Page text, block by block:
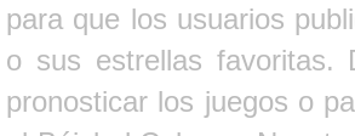
para que los usuarios
o sus estrellas favoritas.
pronosticar los juegos o